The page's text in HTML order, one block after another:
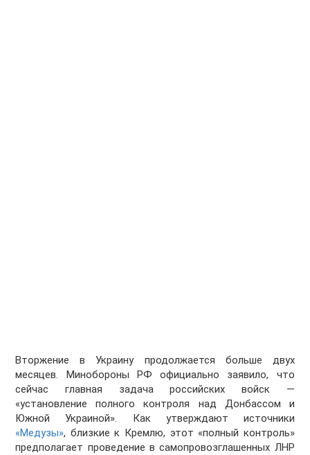
Вторжение в Украину продолжается больше двух
месяцев. Минобороны РФ официально заявило, что
сейчас главная задача российских войск —
«установление полного контроля над Донбассом и
Южной Украиной». Как утверждают источники
«Медузы», близкие к Кремлю, этот «полный контроль»
предполагает проведение в самопровозглашенных ЛНР